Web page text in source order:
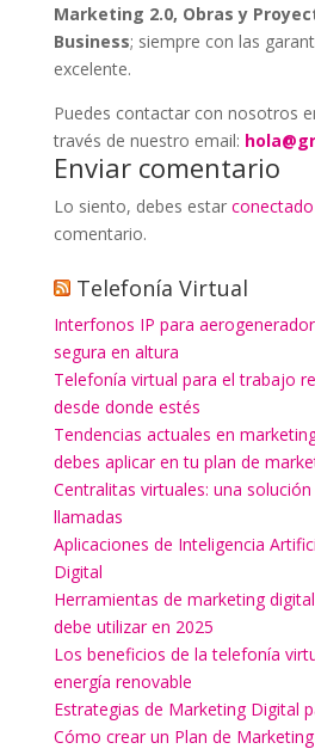
Marketing 2.0, Obras y
Business; siempre con las
excelente.
Puedes contactar con nosotros
través de nuestro email:
Enviar comentario
Lo siento, debes estar conectado
comentario.
Telefonía Virtual
Interfonos IP para
segura en altura
Telefonía virtual para el trabajo
desde donde estés
Tendencias actuales en
debes aplicar en tu plan de
Centralitas virtuales: una
llamadas
Aplicaciones de Inteligencia
Digital
Herramientas de marketing
debe utilizar en 2025
Los beneficios de la telefonía
energía renovable
Estrategias de Marketing Digital
Cómo crear un Plan de